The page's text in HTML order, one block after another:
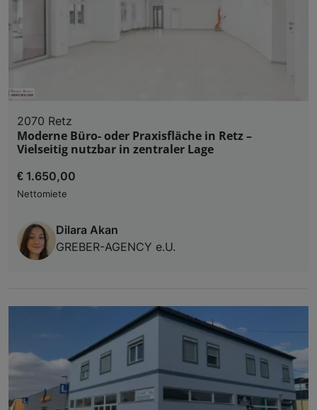
2070 Retz
Moderne Büro- oder Praxisfläche in Retz –
Vielseitig nutzbar in zentraler Lage
€ 1.650,00
Nettomiete
Dilara Akan
GREBER-AGENCY e.U.